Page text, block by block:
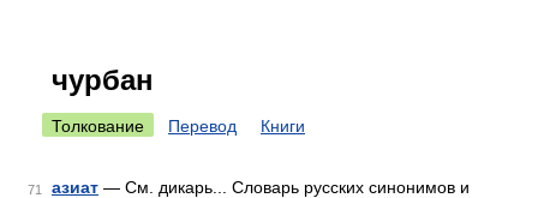
чурбан
Толкование Перевод Книги
71 азиат — См. дикарь... Словарь русских синонимов и